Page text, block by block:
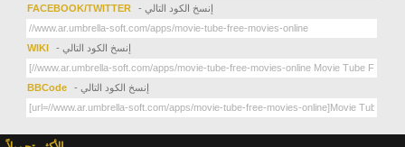
FACEBOOK/TWITTER - إنسخ الكود التالي
WIKI - إنسخ الكود التالي
BBCode - إنسخ الكود التالي